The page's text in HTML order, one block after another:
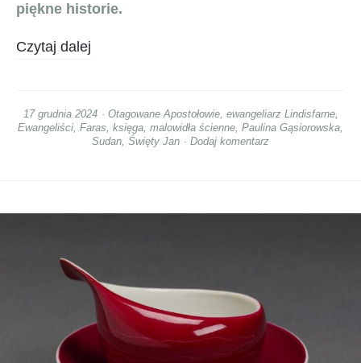
piękne historie.
Czytaj dalej
17 grudnia 2024 OtagowaneApostołowie, ewangeliarz Lindisfarne,
Ewangeliści, Faras, księga, malowidła ścienne, Paulina Gąsiorowska,
Sudan, Święty Jan Dodaj komentarz